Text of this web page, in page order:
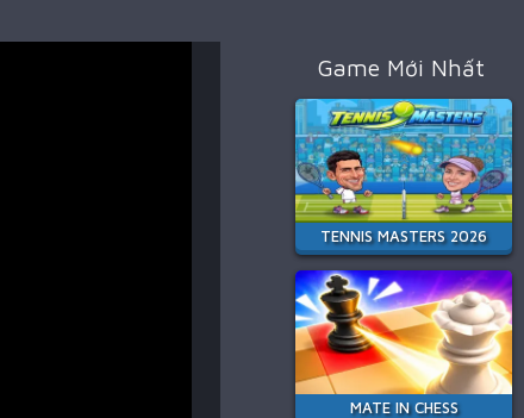
Game Mới Nhất
TENNIS MASTERS 2026
MATE IN CHESS